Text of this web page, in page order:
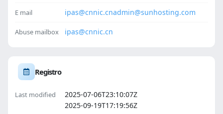
E mail ipas@cnnic.cnadmin@sunhosting.com
Abuse mailbox ipas@cnnic.cn
Registro
Last modified
2025-07-06T23:10:07Z
2025-09-19T17:19:56Z